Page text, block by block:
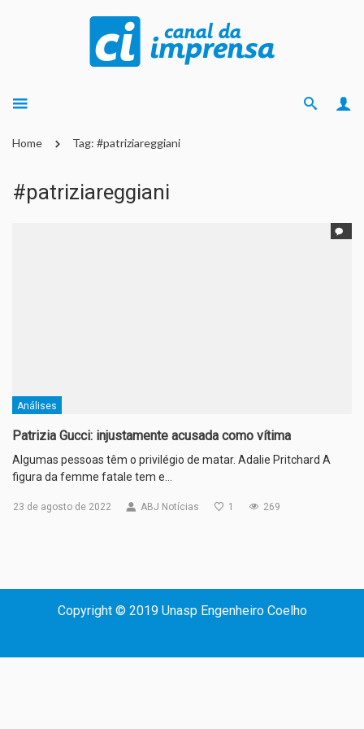
Home Tag: #patriziareggiani
#patriziareggiani
Análises
Patrizia Gucci: injustamente acusada como vítima
Algumas pessoas têm o privilégio de matar. Adalie Pritchard A
figura da femme fatale tem e…
23 de agosto de 2022 ABJ Notícias 1 269
Copyright © 2019 Unasp Engenheiro Coelho